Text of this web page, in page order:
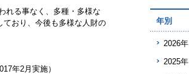
れる事なく、多種・多様な
おり、今後も多様な人財の
年2月実施）
年別
2026年
2025年